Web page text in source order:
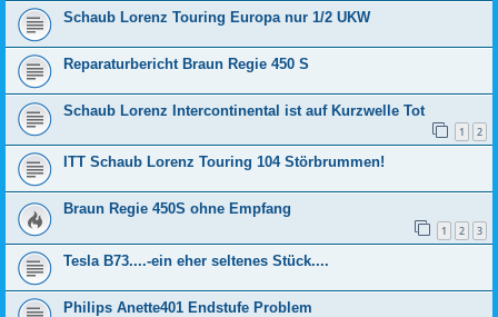
Schaub Lorenz Touring Europa nur 1/2 UKW
Reparaturbericht Braun Regie 450 S
Schaub Lorenz Intercontinental ist auf Kurzwelle Tot
1 2
ITT Schaub Lorenz Touring 104 Störbrummen!
Braun Regie 450S ohne Empfang
1 2 3
Tesla B73....-ein eher seltenes Stück....
Philips Anette401 Endstufe Problem